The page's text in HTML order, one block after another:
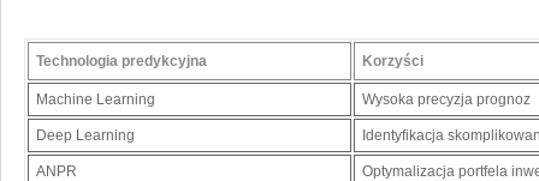
Technologia predykcyjna Korzyści
Machine Learning Wysoka ⁤precyzja prognoz
Deep Learning Identyfikacja
ANPR Optymalizacja portfela